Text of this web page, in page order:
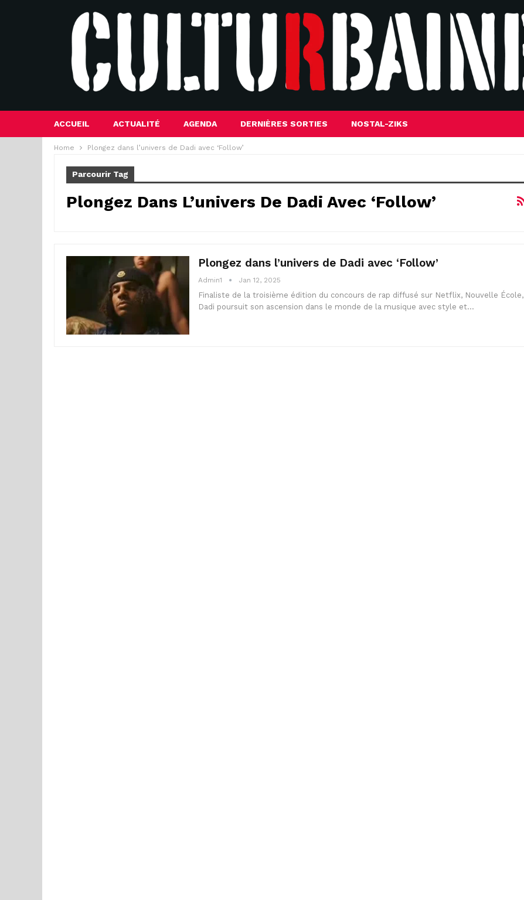
ACCUEIL ACTUALITÉ AGENDA DERNIÈRES SORTIES NOSTAL-ZIKS
Home Plongez dans l’univers de Dadi avec ‘Follow’
Parcourir Tag
Plongez Dans L’univers De Dadi Avec ‘Follow’
Plongez dans l’univers de Dadi avec ‘Follow’
Admin1 Jan 12, 2025
Finaliste de la troisième édition du concours de rap diffusé sur Netflix, Nouvelle École,
Dadi poursuit son ascension dans le monde de la musique avec style et…